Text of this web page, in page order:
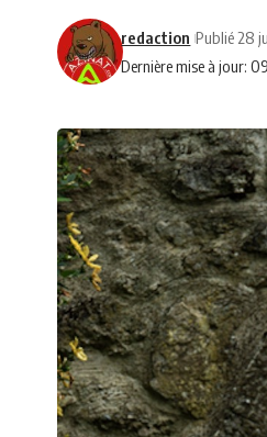
Dernière mise à jour:
redaction Publié 28